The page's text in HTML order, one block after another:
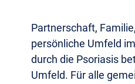
Partnerschaft,
persönliche Umfeld
durch die Psoriasis
Umfeld. Für alle